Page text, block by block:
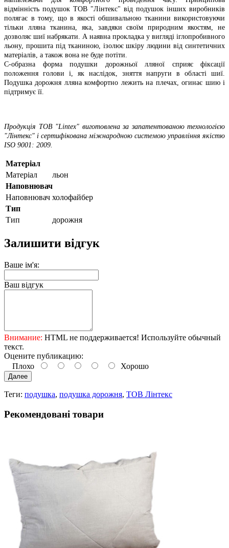
відмінність подушок ТОВ "Лінтекс" від подушок інших виробників
полягає в тому, що в якості обшивальною тканини використовуючи
тільки лляна тканина, яка, завдяки своїм природним якостям, не
дозволяє шиї набрякати. А наявна прокладка у вигляді іглопробивного
льону, прошита під тканиною, ізолює шкіру людини від синтетичних
матеріалів, а також вона не буде потіти.
С-образна форма подушки дорожньої лляної сприяє фіксації
положення голови і, як наслідок, зняття напруги в області шиї.
Подушка дорожня лляна комфортно лежить на плечах, огинає шию і
підтримує її.
Продукція ТОВ "Lintex" виготовлена ​​за запатентованою технологією
"Лінтекс" і сертифікована міжнародною системою управління якістю
ISO 9001: 2009.
Матеріал
Матеріал
льон
Наповнювач
Наповнювач холофайбер
Тип
Тип
дорожня
Залишити відгук
Ваше ім'я:
Ваш відгук
Внимание: HTML не поддерживается! Используйте обычный
текст.
Оцените публикацию:
Плохо
Хорошо
Далее
Теги: подушка, подушка дорожня, ТОВ Лінтекс
Рекомендовані товари